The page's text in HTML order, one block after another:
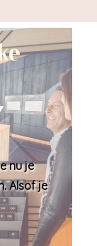
nu je
. Alsof je